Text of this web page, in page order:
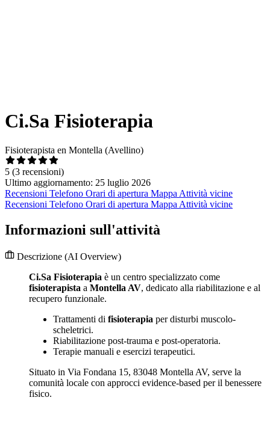
Ci.Sa Fisioterapia
Fisioterapista en Montella (Avellino)
5 (3 recensioni)
Ultimo aggiornamento: 25 luglio 2026
Recensioni Telefono Orari di apertura Mappa Attività vicine
Recensioni Telefono Orari di apertura Mappa Attività vicine
Informazioni sull'attività
Descrizione (AI Overview)
Ci.Sa Fisioterapia è un centro specializzato come
fisioterapista a Montella AV, dedicato alla riabilitazione e al
recupero funzionale.
Trattamenti di fisioterapia per disturbi muscolo-
scheletrici.
Riabilitazione post-trauma e post-operatoria.
Terapie manuali e esercizi terapeutici.
Situato in Via Fondana 15, 83048 Montella AV, serve la
comunità locale con approcci evidence-based per il benessere
fisico.